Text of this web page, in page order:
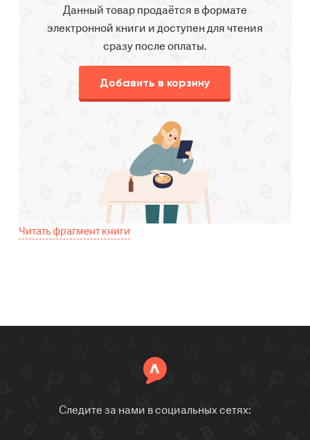
Читать фрагмент книги
Данный товар продаётся в формате
электронной книги и доступен для чтения
сразу после оплаты.
Добавить в корзину
Следите за нами в социальных сетях: